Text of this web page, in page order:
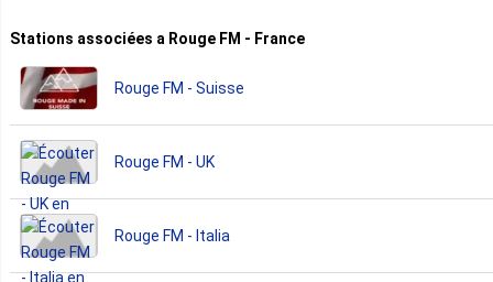
Stations associées a Rouge FM - France
Rouge FM - Suisse
Rouge FM - UK
Rouge FM - Italia